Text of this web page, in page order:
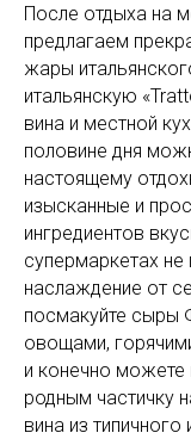
После отдыха на
предлагаем
жары
итальянскую
вина и местной
половине дня
настоящему
изысканные и
ингредиентов
супермаркетах
наслаждение от
посмакуйте сыры
овощами,
и конечно можете
родным частичку
вина из